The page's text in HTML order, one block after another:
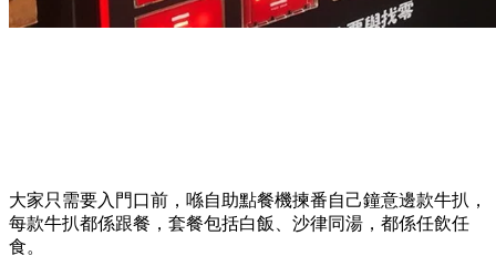
大家只需要入門口前，喺自助點餐機揀番自己鐘意邊款牛扒，
每款牛扒都係跟餐，套餐包括白飯、沙律同湯，都係任飲任
食。